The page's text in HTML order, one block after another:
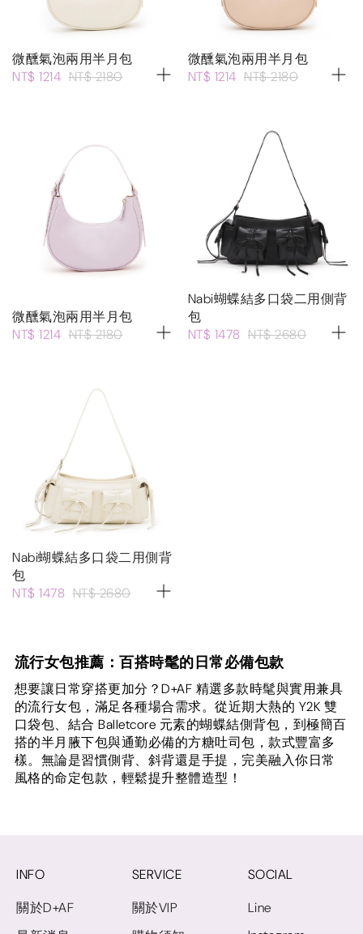
微醺氣泡兩用半月包
NT$ 1214 NT$ 2180
微醺氣泡兩用半月包
NT$ 1214 NT$ 2180
微醺氣泡兩用半月包
NT$ 1214 NT$ 2180
Nabi蝴蝶結多口袋二用側背
包
NT$ 1478 NT$ 2680
Nabi蝴蝶結多口袋二用側背
包
NT$ 1478 NT$ 2680
流行女包推薦：百搭時髦的日常必備包款
想要讓日常穿搭更加分？D+AF 精選多款時髦與實用兼具
的流行女包，滿足各種場合需求。從近期大熱的 Y2K 雙
口袋包、結合 Balletcore 元素的蝴蝶結側背包，到極簡百
搭的半月腋下包與通勤必備的方糖吐司包，款式豐富多
樣。無論是習慣側背、斜背還是手提，完美融入你日常
風格的命定包款，輕鬆提升整體造型！
INFO
關於D+AF
SERVICE
關於VIP
SOCIAL
Line